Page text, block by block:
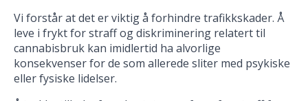
Vi forstår at det er viktig å forhindre trafikkskader. Å
leve i frykt for straff og diskriminering relatert til
cannabisbruk kan imidlertid ha alvorlige
konsekvenser for de som allerede sliter med psykiske
eller fysiske lidelser.